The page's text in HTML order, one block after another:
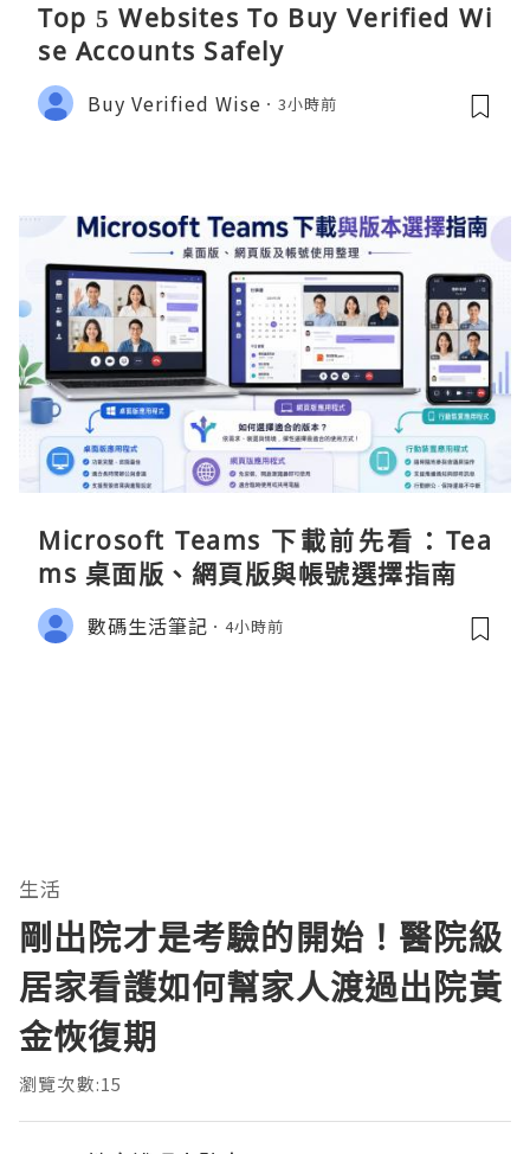
Top 5 Websites To Buy Verified Wi
se Accounts Safely
Buy Verified Wise 3小時前
Microsoft Teams 下載前先看：Tea
ms 桌面版、網頁版與帳號選擇指南
數碼生活筆記 4小時前
生活
剛出院才是考驗的開始！醫院級
居家看護如何幫家人渡過出院黃
金恢復期
瀏覽次數:15